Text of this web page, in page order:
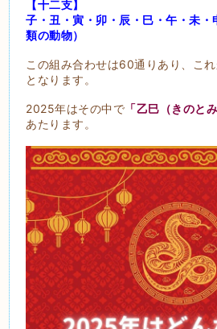
【十二支】
子・丑・寅・卯・辰・巳・午・未
類の動物）
この組み合わせは60通りあり、これ
となります。
2025年はその中で 「乙巳（きのと
あたります。